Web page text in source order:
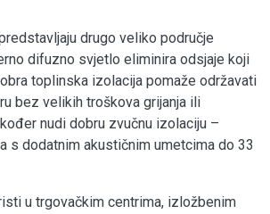
drugo veliko područje
difuzno svjetlo eliminira odsjaje koji
toplinska izolacija pomaže održavati
bez velikih troškova grijanja ili
nudi dobru zvučnu izolaciju –
s dodatnim akustičnim umetcima do 33
u trgovačkim centrima, izložbenim